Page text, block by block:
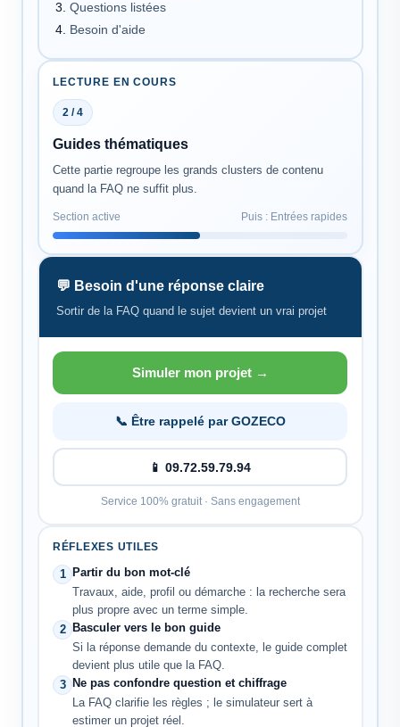
Questions listées
Besoin d'aide
LECTURE EN COURS
2 / 4
Guides thématiques
Cette partie regroupe les grands clusters de contenu
quand la FAQ ne suffit plus.
Section active Puis : Entrées rapides
💬 Besoin d'une réponse claire
Sortir de la FAQ quand le sujet devient un vrai projet
Simuler mon projet →
📞 Être rappelé par GOZECO
📱 09.72.59.79.94
Service 100% gratuit · Sans engagement
RÉFLEXES UTILES
1
Partir du bon mot-clé
Travaux, aide, profil ou démarche : la recherche sera
plus propre avec un terme simple.
2
Basculer vers le bon guide
Si la réponse demande du contexte, le guide complet
devient plus utile que la FAQ.
3
Ne pas confondre question et chiffrage
La FAQ clarifie les règles ; le simulateur sert à
estimer un projet réel.